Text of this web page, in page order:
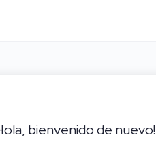
bienvenido de nuevo!